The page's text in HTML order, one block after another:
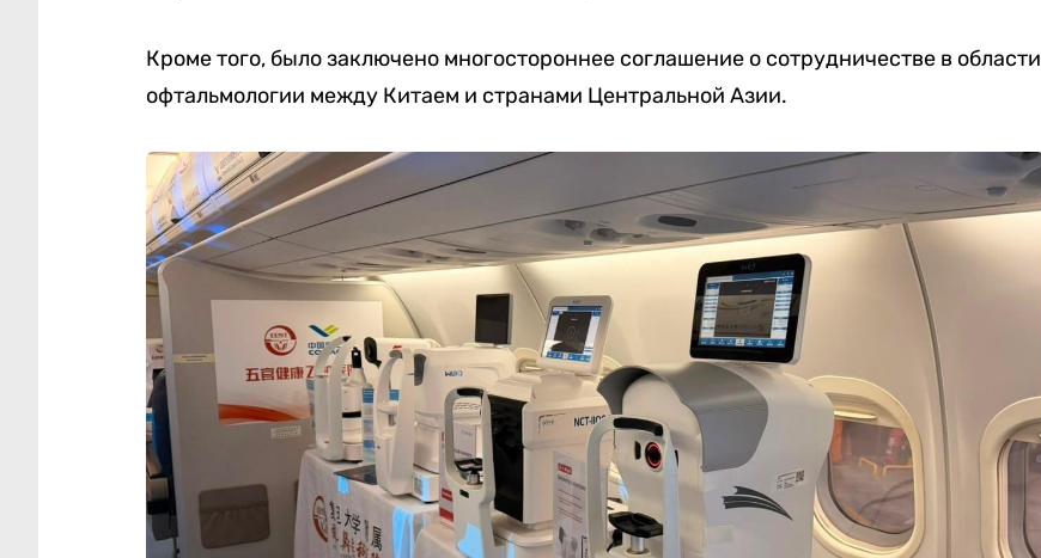
Кроме того, было заключено многостороннее соглашение о сотрудничестве в области
офтальмологии между Китаем и странами Центральной Азии.